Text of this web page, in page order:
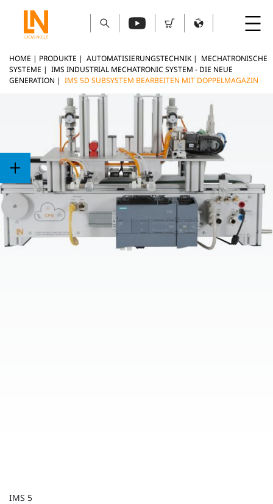
HOME | PRODUKTE | AUTOMATISIERUNGSTECHNIK | MECHATRONISCHE
SYSTEME | IMS INDUSTRIAL MECHATRONIC SYSTEM - DIE NEUE
GENERATION | IMS 5D SUBSYSTEM BEARBEITEN MIT DOPPELMAGAZIN
IMS 5